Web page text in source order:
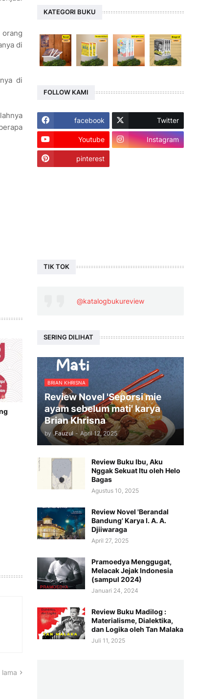
di
di
KATEGORI BUKU
FOLLOW KAMI
facebook Twitter
Youtube Instagram
pinterest
TIK TOK
@katalogbukureview
SERING DILIHAT
BRIAN KHRISNA
Review Novel 'Seporsi mie
ayam sebelum mati' karya
Brian Khrisna
by .Fauzul - April 12, 2025
Review Buku Ibu, Aku
Nggak Sekuat Itu oleh Helo
Bagas
Agustus 10, 2025
Review Novel 'Berandal
Bandung' Karya I. A. A.
Djiiwaraga
April 27, 2025
Pramoedya Menggugat,
Melacak Jejak Indonesia
(sampul 2024)
Januari 24, 2024
Review Buku Madilog :
Materialisme, Dialektika,
dan Logika oleh Tan Malaka
Juli 11, 2025